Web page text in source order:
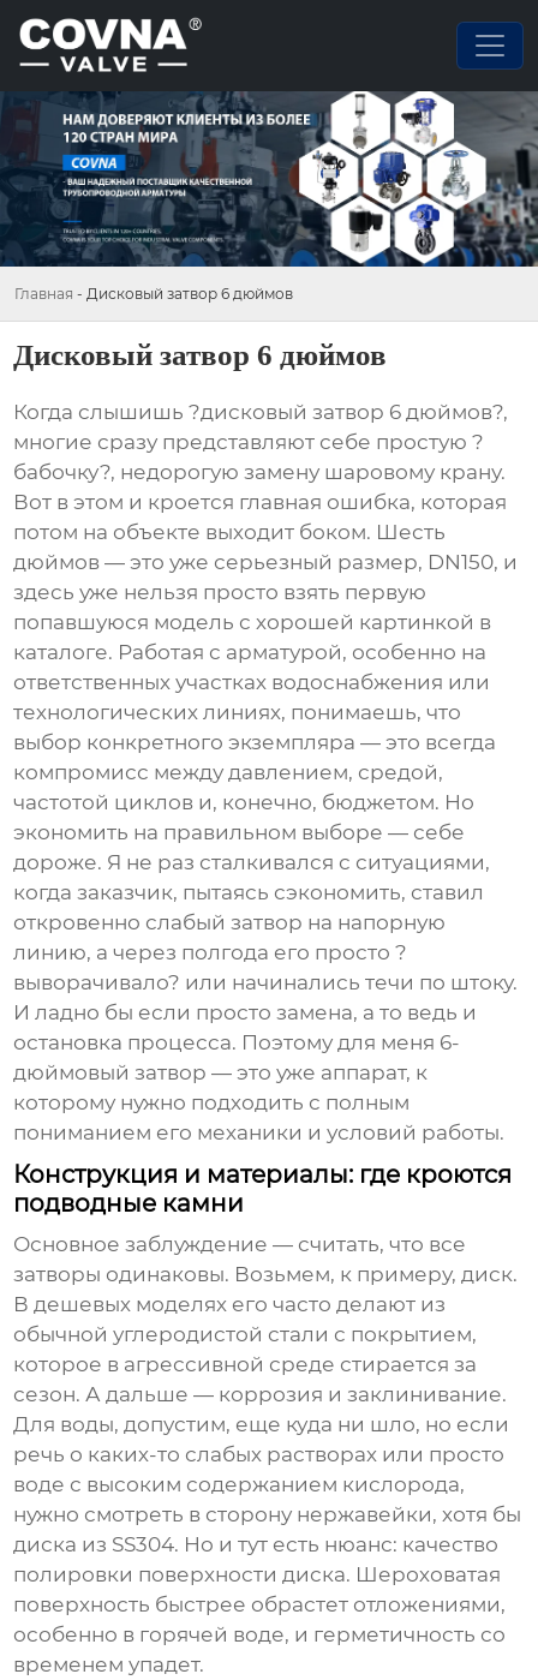
Главная - Дисковый затвор 6 дюймов
Дисковый затвор 6 дюймов
Когда слышишь ?дисковый затвор 6 дюймов?,
многие сразу представляют себе простую ?
бабочку?, недорогую замену шаровому крану.
Вот в этом и кроется главная ошибка, которая
потом на объекте выходит боком. Шесть
дюймов — это уже серьезный размер, DN150, и
здесь уже нельзя просто взять первую
попавшуюся модель с хорошей картинкой в
каталоге. Работая с арматурой, особенно на
ответственных участках водоснабжения или
технологических линиях, понимаешь, что
выбор конкретного экземпляра — это всегда
компромисс между давлением, средой,
частотой циклов и, конечно, бюджетом. Но
экономить на правильном выборе — себе
дороже. Я не раз сталкивался с ситуациями,
когда заказчик, пытаясь сэкономить, ставил
откровенно слабый затвор на напорную
линию, а через полгода его просто ?
выворачивало? или начинались течи по штоку.
И ладно бы если просто замена, а то ведь и
остановка процесса. Поэтому для меня 6-
дюймовый затвор — это уже аппарат, к
которому нужно подходить с полным
пониманием его механики и условий работы.
Конструкция и материалы: где кроются
подводные камни
Основное заблуждение — считать, что все
затворы одинаковы. Возьмем, к примеру, диск.
В дешевых моделях его часто делают из
обычной углеродистой стали с покрытием,
которое в агрессивной среде стирается за
сезон. А дальше — коррозия и заклинивание.
Для воды, допустим, еще куда ни шло, но если
речь о каких-то слабых растворах или просто
воде с высоким содержанием кислорода,
нужно смотреть в сторону нержавейки, хотя бы
диска из SS304. Но и тут есть нюанс: качество
полировки поверхности диска. Шероховатая
поверхность быстрее обрастет отложениями,
особенно в горячей воде, и герметичность со
временем упадет.